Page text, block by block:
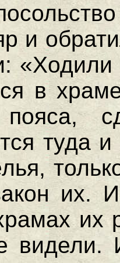
и
«Ходили
в
туда
их.
их